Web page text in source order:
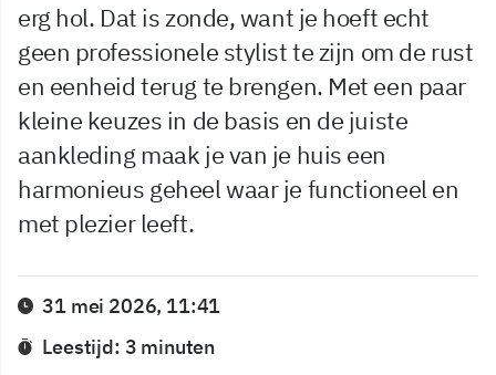
erg hol. Dat is zonde, want je hoeft echt
geen professionele stylist te zijn om de rust
en eenheid terug te brengen. Met een paar
kleine keuzes in de basis en de juiste
aankleding maak je van je huis een
harmonieus geheel waar je functioneel en
met plezier leeft.
31 mei 2026, 11:41
Leestijd: 3 minuten